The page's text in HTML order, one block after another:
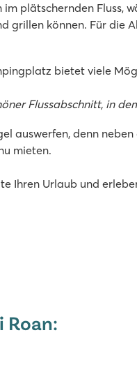
plätschernden Fluss,
grillen können. Für die
bietet viele
Flussabschnitt, in
auswerfen, denn
mieten.
Ihren Urlaub und
Roan: